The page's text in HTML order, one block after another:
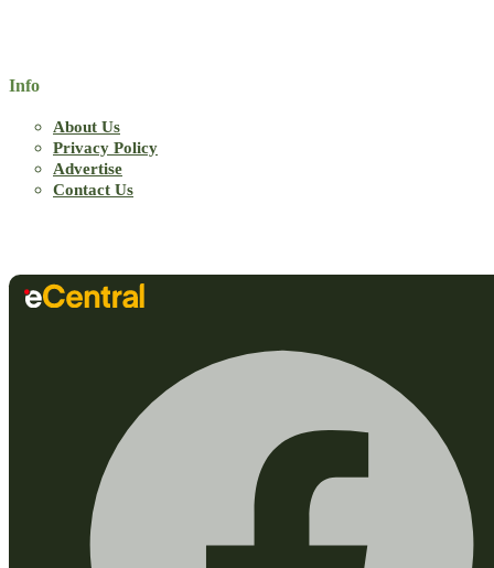
Info
About Us
Privacy Policy
Advertise
Contact Us